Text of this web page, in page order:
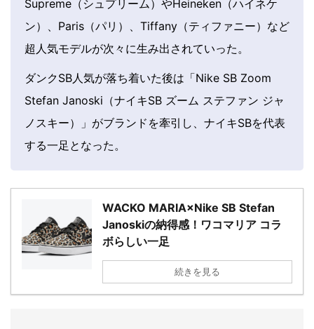
Supreme（シュプリーム）やHeineken（ハイネケ
ン）、Paris（パリ）、Tiffany（ティファニー）など
超人気モデルが次々に生み出されていった。
ダンクSB人気が落ち着いた後は「Nike SB Zoom
Stefan Janoski（ナイキSB ズーム ステファン ジャ
ノスキー）」がブランドを牽引し、ナイキSBを代表
する一足となった。
WACKO MARIA×Nike SB Stefan
Janoskiの納得感！ワコマリア コラ
ボらしい一足
続きを見る